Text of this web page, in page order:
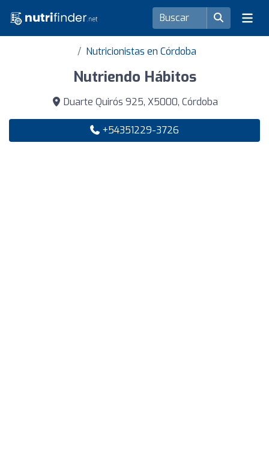
Nutricionistas en Córdoba
Nutriendo Hábitos
Duarte Quirós 925, X5000, Córdoba
+54351229-3726